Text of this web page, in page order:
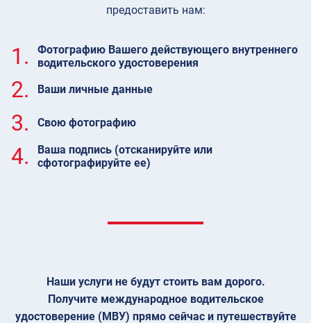
предоставить нам:
1.
Фотографию Вашего действующего внутреннего
водительского удостоверения
2. Ваши личные данные
3. Свою фотографию
4.
Ваша подпись (отсканируйте или
сфотографируйте ее)
Наши услуги не будут стоить вам дорого.
Получите международное водительское
удостоверение (МВУ) прямо сейчас и путешествуйте